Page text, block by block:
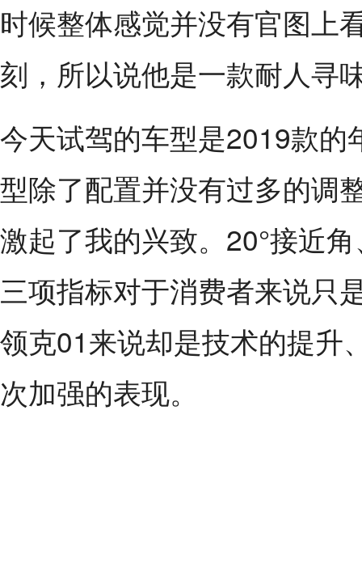
时候整体感觉并没有官图上
刻，所以说他是一款耐人寻
今天试驾的车型是2019款
型除了配置并没有过多的调
激起了我的兴致。20°接近
三项指标对于消费者来说只
领克01来说却是技术的提升
次加强的表现。